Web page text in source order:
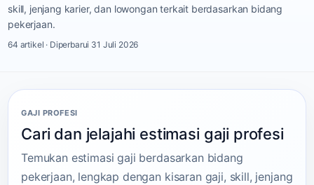
skill, jenjang karier, dan lowongan terkait berdasarkan bidang
pekerjaan.
64 artikel · Diperbarui 31 Juli 2026
GAJI PROFESI
Cari dan jelajahi estimasi gaji profesi
Temukan estimasi gaji berdasarkan bidang
pekerjaan, lengkap dengan kisaran gaji, skill, jenjang